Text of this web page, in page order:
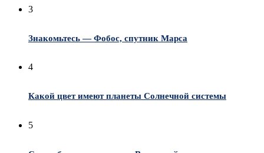
3
Знакомьтесь — Фобос, спутник Марса
4
Какой цвет имеют планеты Солнечной системы
5